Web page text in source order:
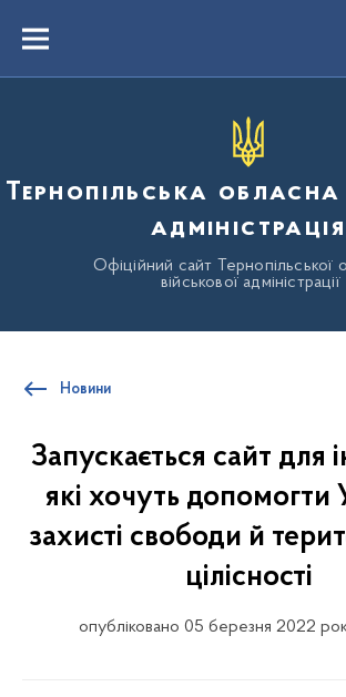
вмістуMenu
Тернопільська обласна
адміністрація
Офіційний сайт Тернопільської
військової адміністрації
Новини
Запускається сайт для
які хочуть допомогти
захисті свободи й
цілісності
опубліковано 05 березня 2022